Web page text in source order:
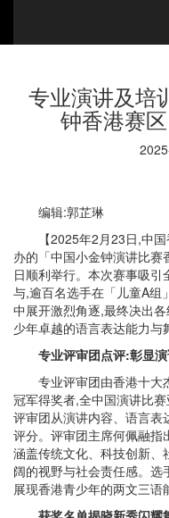
专业演讲及培
钟香港赛
编辑:郭芷琳
【2025年2月23日,中
办的「中国小金钟演讲比
日顺利举行。本次赛事吸
与,逾百名选手在「儿童A组
中展开激烈角逐,最终决出
少年卓越的语言表达能力与
专业评审团点评:彰显
专业评审团由香港十大
冠军得奖者,全中国演讲比
评审团从演讲内容、语言
评分。评审团主席何佩融
涵盖传统文化、科技创新
阔的视野与社会责任感。
展现香港青少年的两文三语